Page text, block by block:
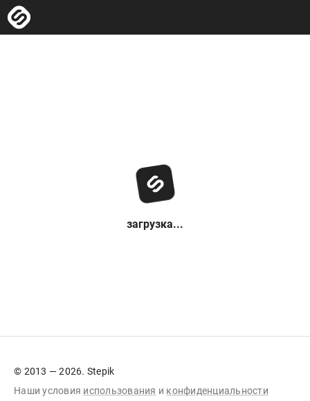
загрузка...
© 2013 — 2026. Stepik
Наши условия использования и конфиденциальности